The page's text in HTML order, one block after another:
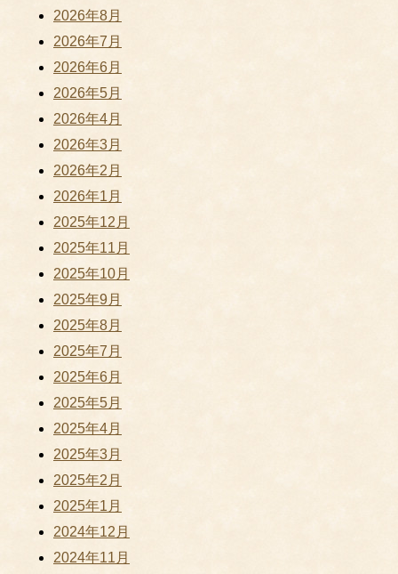
2026年8月
2026年7月
2026年6月
2026年5月
2026年4月
2026年3月
2026年2月
2026年1月
2025年12月
2025年11月
2025年10月
2025年9月
2025年8月
2025年7月
2025年6月
2025年5月
2025年4月
2025年3月
2025年2月
2025年1月
2024年12月
2024年11月